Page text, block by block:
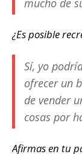
mucho de
¿Es posible
Sí, yo
ofrecer un
de vender
cosas por
Afirmas en tu